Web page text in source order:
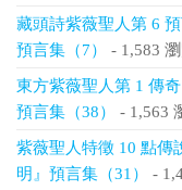
藏頭詩紫薇聖人第 6
預言集（7）
- 1,583
東方紫薇聖人第 1 傳
預言集（38）
- 1,563
紫薇聖人特徵 10 點傳
明』預言集（31）
-